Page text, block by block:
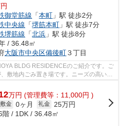
御堂筋線 「本町 」駅 徒歩2分
中央線 「堺筋本町 」駅 徒歩7分
堺筋線 「北浜 」駅 徒歩8分
/ 36.48㎡
大阪市中央区備後町３丁目
BLDG RESIDENCEのご紹介です。ご
敷地内ごみ置き場です。ニーズの高い、
万円 (管理費等：11,000円 )
敷金 0ヶ月 礼金
25万円
階 / 1DK / 36.48㎡